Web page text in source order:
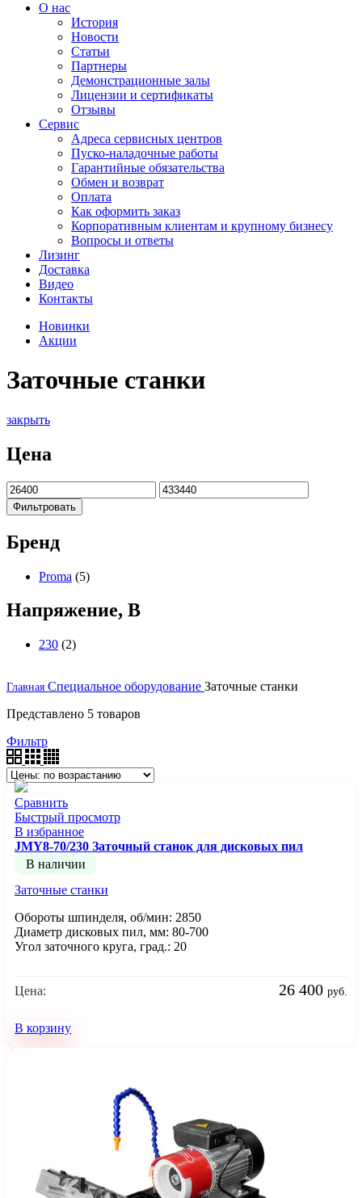
О нас
История
Новости
Статьи
Партнеры
Демонстрационные залы
Лицензии и сертификаты
Отзывы
Сервис
Адреса сервисных центров
Пуско-наладочные работы
Гарантийные обязательства
Обмен и возврат
Оплата
Как оформить заказ
Корпоративным клиентам и крупному бизнесу
Вопросы и ответы
Лизинг
Доставка
Видео
Контакты
Новинки
Акции
Заточные станки
закрыть
Цена
Фильтровать
Бренд
Proma (5)
Напряжение, В
230 (2)
Главная Специальное оборудование Заточные станки
Представлено 5 товаров
Фильтр
Сравнить
Быстрый просмотр
В избранное
JMY8-70/230 Заточный станок для дисковых пил
В наличии
Заточные станки
Цена: 26 400 руб.
Обороты шпинделя, об/мин: 2850
Диаметр дисковых пил, мм: 80-700
Угол заточного круга, град.: 20
В корзину